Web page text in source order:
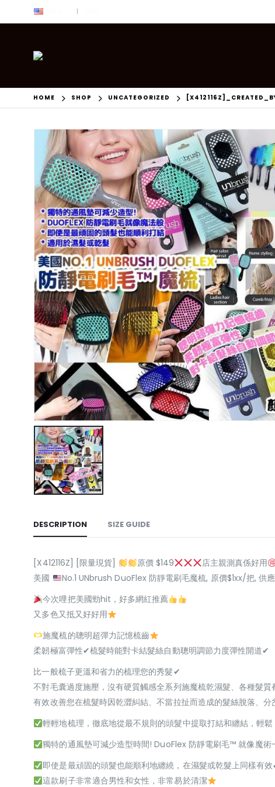
|
HOME SHOP UNCATEGORIZED
DESCRIPTION SIZE GUIDE
[X412116Z] [限量現貨] 原價 $149
店主親測真係好用
美國
No.1 UNbrush DuoFlex 防靜電刷毛魔梳, 原價$1xx/把, 供
今次哩把美國勁hit，好多網紅推薦
又多色又抵又好好用
施魔梳的聰明超彈力記憶梳齒
柔韌極富彈性✔梳髮時能對卡結髮絲自動聰明調節力度彈性開道✔
比一般梳子更溫和省力的梳理您的秀髮✔
不對毛囊過度施壓，沒有硬質觸感全系列施魔梳乾濕髮、各種髮質
有效改善您在梳髮時因乾澀糾結、不當拉扯而造成的髮絲脫落、分
輕輕地梳理，徹底地從最不規則的頭髮中提取打結和纏結，輕鬆
獨特的通風墊可減少造型時間! DuoFlex 防靜電刷毛™ 就像魔術
即使是最頑固的頭髮也能順利地纏繞，在濕髮或乾髮上同樣有
這款刷子非常適合男性和女性，非常易於清潔